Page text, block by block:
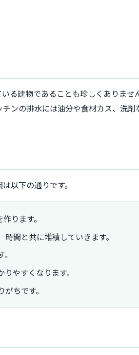
る建物であることも珍しくありませ
ンの排水には油分や食材カス、洗剤
以下の通りです。
ります。
間と共に堆積していきます。
やすくなります。
ちです。